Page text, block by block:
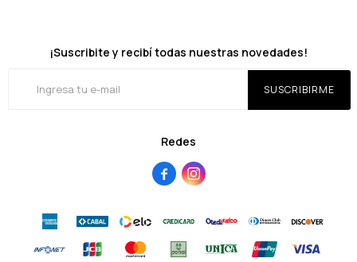
Redes
 
¡Suscribite y recibí todas nuestras novedades!
SUSCRIBIRME